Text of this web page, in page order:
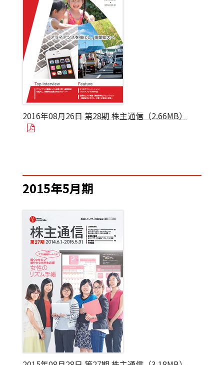
2016年08月26日 第28期 株主通信（2.66MB）
2015年5月期